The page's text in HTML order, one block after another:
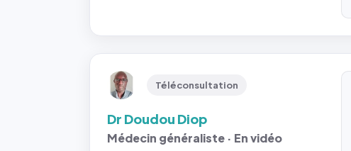
Téléconsultation
Dr Doudou Diop
Médecin généraliste · En vidéo